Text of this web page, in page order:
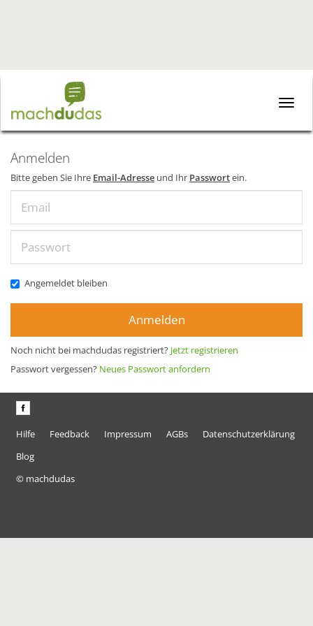
Toggle
Anmelden
Bitte geben Sie Ihre Email-Adresse und Ihr Passwortein.
Angemeldet bleiben
Anmelden
Noch nicht bei machdudas registriert? Jetzt registrieren
Passwort vergessen? Neues Passwort anfordern
Hilfe Feedback Impressum AGBs
Datenschutzerklärung
Blog
© machdudas